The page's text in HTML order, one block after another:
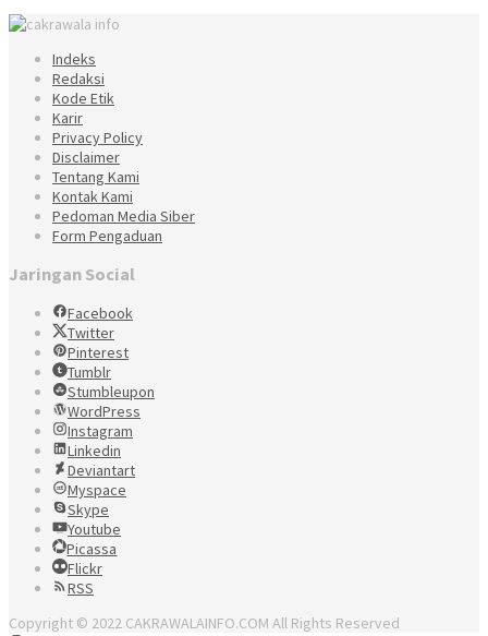
Indeks
Redaksi
Kode Etik
Karir
Privacy Policy
Disclaimer
Tentang Kami
Kontak Kami
Pedoman Media Siber
Form Pengaduan
Jaringan Social
Facebook
Twitter
Pinterest
Tumblr
Stumbleupon
WordPress
Instagram
Linkedin
Deviantart
Myspace
Skype
Youtube
Picassa
Flickr
RSS
Copyright © 2022 CAKRAWALAINFO.COM All Rights Reserved